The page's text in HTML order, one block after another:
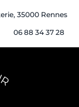
35000 Rennes
06 88 34 37 28